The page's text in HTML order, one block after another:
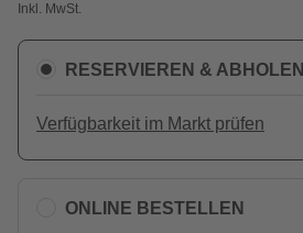
Inkl. MwSt.
RESERVIEREN & ABHOLEN
Verfügbarkeit im Markt prüfen
ONLINE BESTELLEN